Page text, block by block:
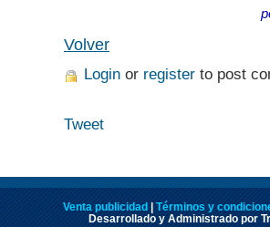
Volver
Login or register to post
Tweet
Venta publicidad
Términos y
Desarrollado y Administrado por